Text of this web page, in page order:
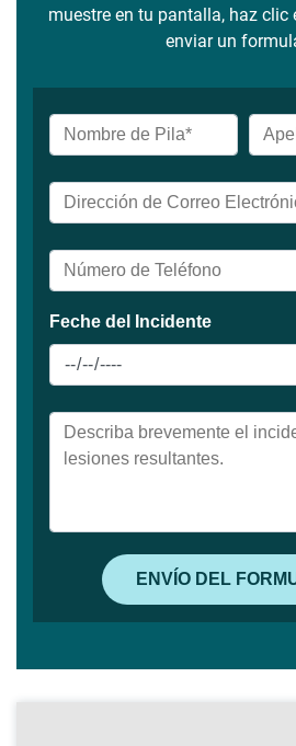
muestre en tu pantalla, haz clic
enviar un